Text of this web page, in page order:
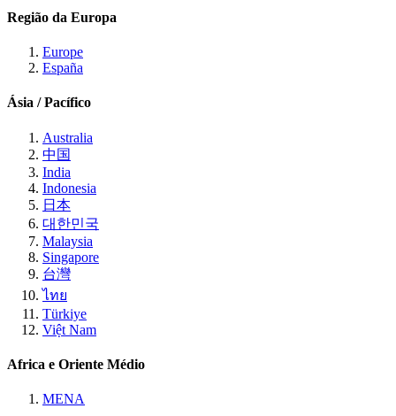
Região da Europa
Europe
España
Ásia / Pacífico
Australia
中国
India
Indonesia
日本
대한민국
Malaysia
Singapore
台灣
ไทย
Türkiye
Việt Nam
Africa e Oriente Médio
MENA